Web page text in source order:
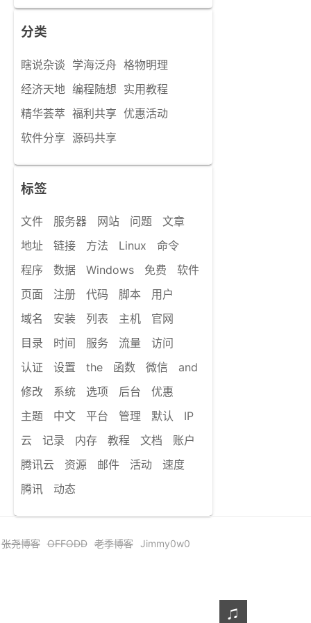
分类
瞎说杂谈 学海泛舟 格物明理
经济天地 编程随想 实用教程
精华荟萃 福利共享 优惠活动
软件分享 源码共享
标签
文件 服务器 网站 问题
文章
地址
链接 方法 Linux
命令
程序
数据 Windows 免费
软件
页面
注册 代码 脚本
用户
域名
安装 列表 主机
官网
目录
时间 服务 流量
访问
认证
设置 the 函数 微信
and
修改
系统 选项 后台
优惠
主题
中文 平台 管理 默认
IP
云
记录 内存 教程 文档
账户
腾讯云
资源 邮件 活动
速度
腾讯
动态
张尧博客 OFFODD 老季博客 Jimmy0w0